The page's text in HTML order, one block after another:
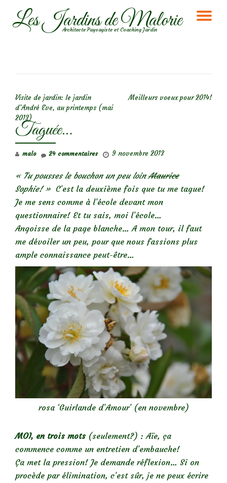
AllerLes Jardins de Malorie
Architecte Paysagiste et Coaching Jardin
Visite de jardin: le jardin
d’André Eve, au printemps (mai
2013)
Meilleurs voeux pour 2014!
Taguée…
malo 9 novembre 2013
24 commentaires
« Tu pousses le bouchon un peu loinMaurice
Sophie! » C’est la deuxième fois que tu me tague!
Je me sens comme à l’école devant mon
questionnaire! Et tu sais, moi l’école…
Angoisse de la page blanche… A mon tour, il faut
me dévoiler un peu, pour que nous fassions plus
ample connaissance peut-être…
rosa ‘Guirlande d’Amour’ (en novembre)
MOI, en trois mots (seulement?) : Aïe, ça
commence comme un entretien d’embauche!
Ça met la pression! Je demande réflexion… Si on
procède par élimination, c’est sûr, je ne peux écrire